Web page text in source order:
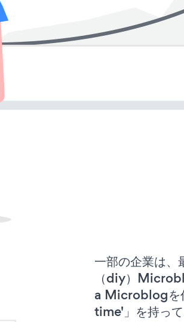
一部の企業は
（diy）
a Microblogを
time'」を持って